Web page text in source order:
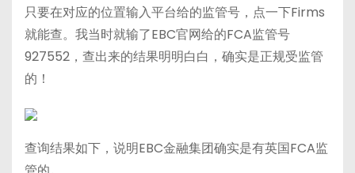
只要在对应的位置输入平台给的监管号，点一下Firms
就能查。我当时就输了EBC官网给的FCA监管号
927552，查出来的结果明明白白，确实是正规受监管
的！
查询结果如下，说明EBC金融集团确实是有英国FCA监